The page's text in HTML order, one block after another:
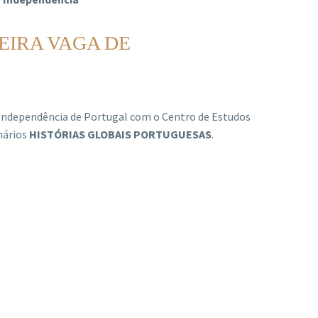
VAGA DE
de Portugal com o Centro de Estudos
HISTÓRIAS GLOBAIS PORTUGUESAS.